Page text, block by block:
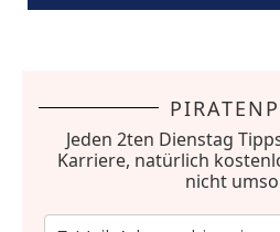
Jeden 2ten Dienstag
Karriere, natürlich
nicht